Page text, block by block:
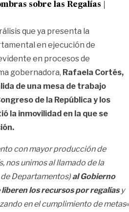
sobre las Regalías |
que ya presenta la
en ejecución de
en procesos de
gobernadora, Rafaela Cortés,
de una mesa de trabajo
de la República y los
la inmovilidad en la que se
con mayor producción de
nos unimos al llamado de la
Departamentos)al Gobierno
liberen los recursos por regalíasy
en el cumplimiento de metas